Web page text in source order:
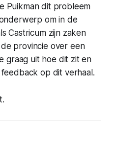
Puikman dit probleem
om in de
Castricum zijn zaken
provincie over een
graag uit hoe dit zit en
op dit verhaal.